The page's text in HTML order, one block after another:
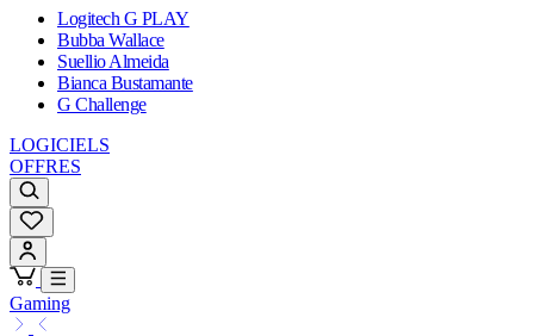
Logitech G PLAY
Bubba Wallace
Suellio Almeida
Bianca Bustamante
G Challenge
LOGICIELS
OFFRES
Gaming